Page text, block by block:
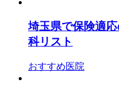
埼玉県で保険適
科リスト
おすすめ医院